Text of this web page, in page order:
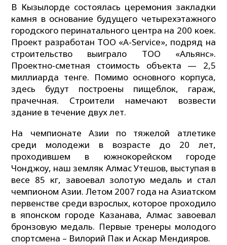
В Кызылорде состоялась церемония закладки
камня в основание будущего четырехэтажного
городского перинатального центра на 200 коек.
Проект разработан ТОО «A-Service», подряд на
строительство выиграло ТОО «Альянс».
Проектно-сметная стоимость объекта — 2,5
миллиарда тенге. Помимо основного корпуса,
здесь будут построены пищеблок, гараж,
прачечная. Строители намечают возвести
здание в течение двух лет.
На чемпионате Азии по тяжелой атлетике
среди молодежи в возрасте до 20 лет,
проходившем в южнокорейском городе
Чонджоу, наш земляк Алмас Утешов, выступая в
весе 85 кг, завоевал золотую медаль и стал
чемпионом Азии. Летом 2007 года на Азиатском
первенстве среди взрослых, которое проходило
в японском городе Казанава, Алмас завоевал
бронзовую медаль. Первые тренеры молодого
спортсмена – Вилорий Пак и Аскар Мендияров.